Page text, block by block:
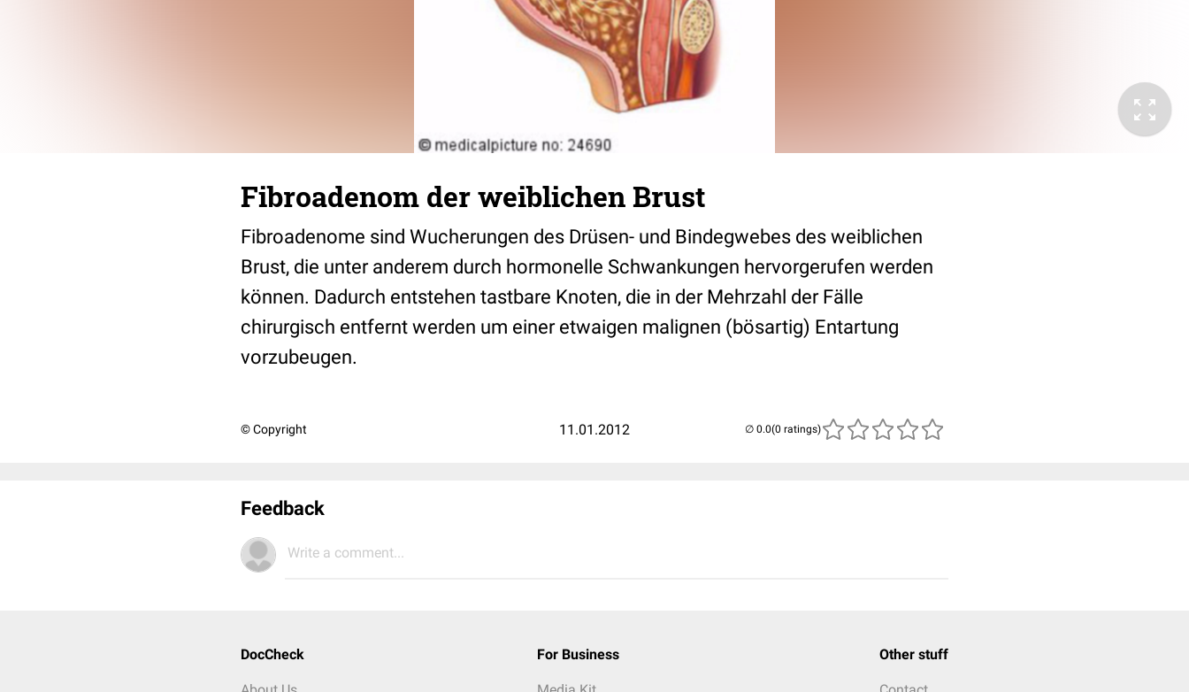
Fibroadenom der weiblichen Brust
Fibroadenome sind Wucherungen des Drüsen- und Bindegwebes des weiblichen
Brust, die unter anderem durch hormonelle Schwankungen hervorgerufen werden
können. Dadurch entstehen tastbare Knoten, die in der Mehrzahl der Fälle
chirurgisch entfernt werden um einer etwaigen malignen (bösartig) Entartung
vorzubeugen.
© Copyright 11.01.2012 (0 ratings)
Feedback
Write a comment...
DocCheck For Business Other stuff